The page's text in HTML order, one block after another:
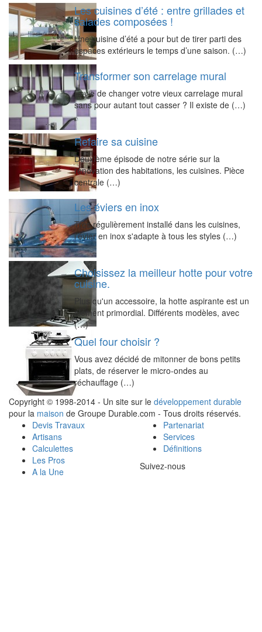
Les cuisines d’été : entre grillades et
salades composées !
Une cuisine d’été a pour but de tirer parti des
espaces extérieurs le temps d’une saison. (…)
Transformer son carrelage mural
Envie de changer votre vieux carrelage mural
sans pour autant tout casser ? Il existe de (…)
Refaire sa cuisine
Deuxième épisode de notre série sur la
rénovation des habitations, les cuisines. Pièce
centrale (…)
Les éviers en inox
Très régulièrement installé dans les cuisines,
l'évier en inox s'adapte à tous les styles (…)
Choisissez la meilleur hotte pour votre
cuisine.
Plus qu'un accessoire, la hotte aspirante est un
élément primordial. Différents modèles, avec
(…)
Quel four choisir ?
Vous avez décidé de mitonner de bons petits
plats, de réserver le micro-ondes au
réchauffage (…)
Copyright © 1998-2014 - Un site sur le développement durable
pour la maison de Groupe Durable.com - Tous droits réservés.
Devis Travaux
Artisans
Calculettes
Les Pros
A la Une
Partenariat
Services
Définitions
Suivez-nous